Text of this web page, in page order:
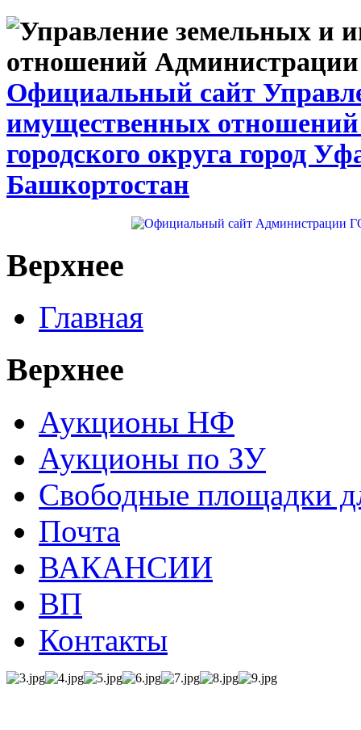
Официальный сайт
имущественных
городского округа город
Башкортостан
Верхнее
Главная
Верхнее
Аукционы НФ
Аукционы по ЗУ
Свободные площадки
Почта
ВАКАНСИИ
ВП
Контакты